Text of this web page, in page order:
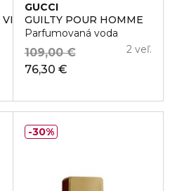
COLOGNE
GUCCI
GUILTY POUR HOMME
Parfumovaná voda
76,30 €
109,00 € 2 veľ.
30%